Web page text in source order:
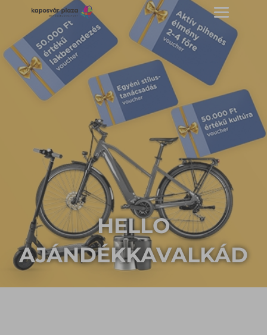
HELLO
AJÁNDÉKKAVALKÁD